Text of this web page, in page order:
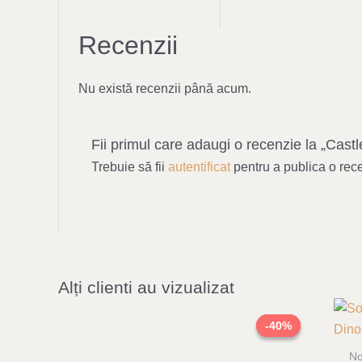
Recenzii
Nu există recenzii până acum.
Fii primul care adaugi o recenzie la
Trebuie să fii autentificatpentru a publica o
Alți clienti au vizualizat
-40%
-40%